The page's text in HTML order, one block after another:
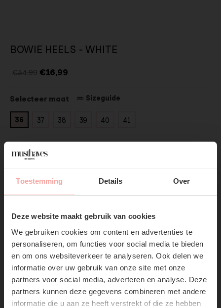
Toestemming Details Over
Deze website maakt gebruik van cookies
We gebruiken cookies om content en advertenties te
personaliseren, om functies voor social media te bieden
en om ons websiteverkeer te analyseren. Ook delen we
informatie over uw gebruik van onze site met onze
partners voor social media, adverteren en analyse. Deze
partners kunnen deze gegevens combineren met andere
informatie die u aan ze heeft verstrekt of die ze hebben
SUBSCRIBE NOW & GET
10% OFF YOUR FIRST
ORDER!
Don't miss out on our trendy new drops or exclusive
BOWIE HEELS - WHITE
€34,99 €16,99
Selecteer maat Sizeguide
36 37 38 39 40 41
Gratis verzendingVanaf €75,-
RECENTE ARTIKELEN